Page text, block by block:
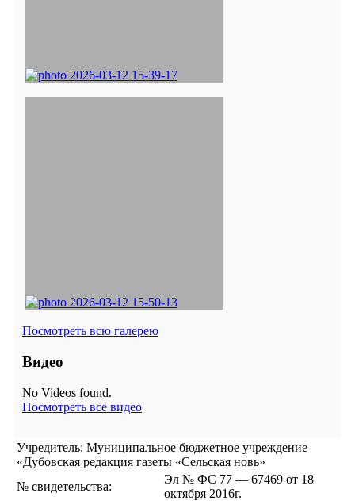
Посмотреть всю галерею
Видео
No Videos found.
Посмотреть все видео
Учредитель: Муниципальное бюджетное учреждение
«Дубовская редакция газеты «Сельская новь»
№ свидетельства:
Эл № ФС 77 — 67469 от 18
октября 2016г.